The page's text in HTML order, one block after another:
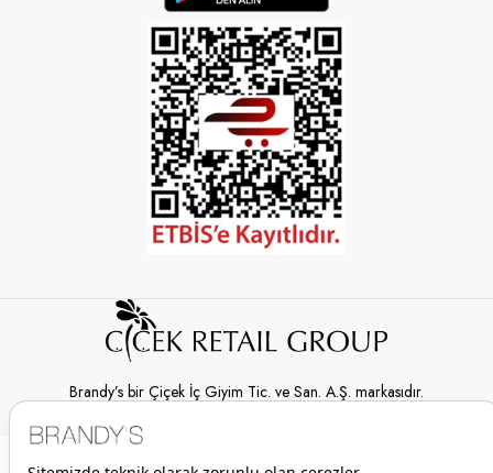
Brandy’s bir Çiçek İç Giyim Tic. ve San. A.Ş. markasıdır.
© 2026 Brandy’s | Her hakkı saklıdır.